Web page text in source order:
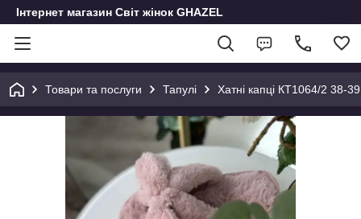
Інтернет магазин Світ жінок GHAZEL
Товари та послуги Тапулі Хатні капці КТ1064/2 38-39